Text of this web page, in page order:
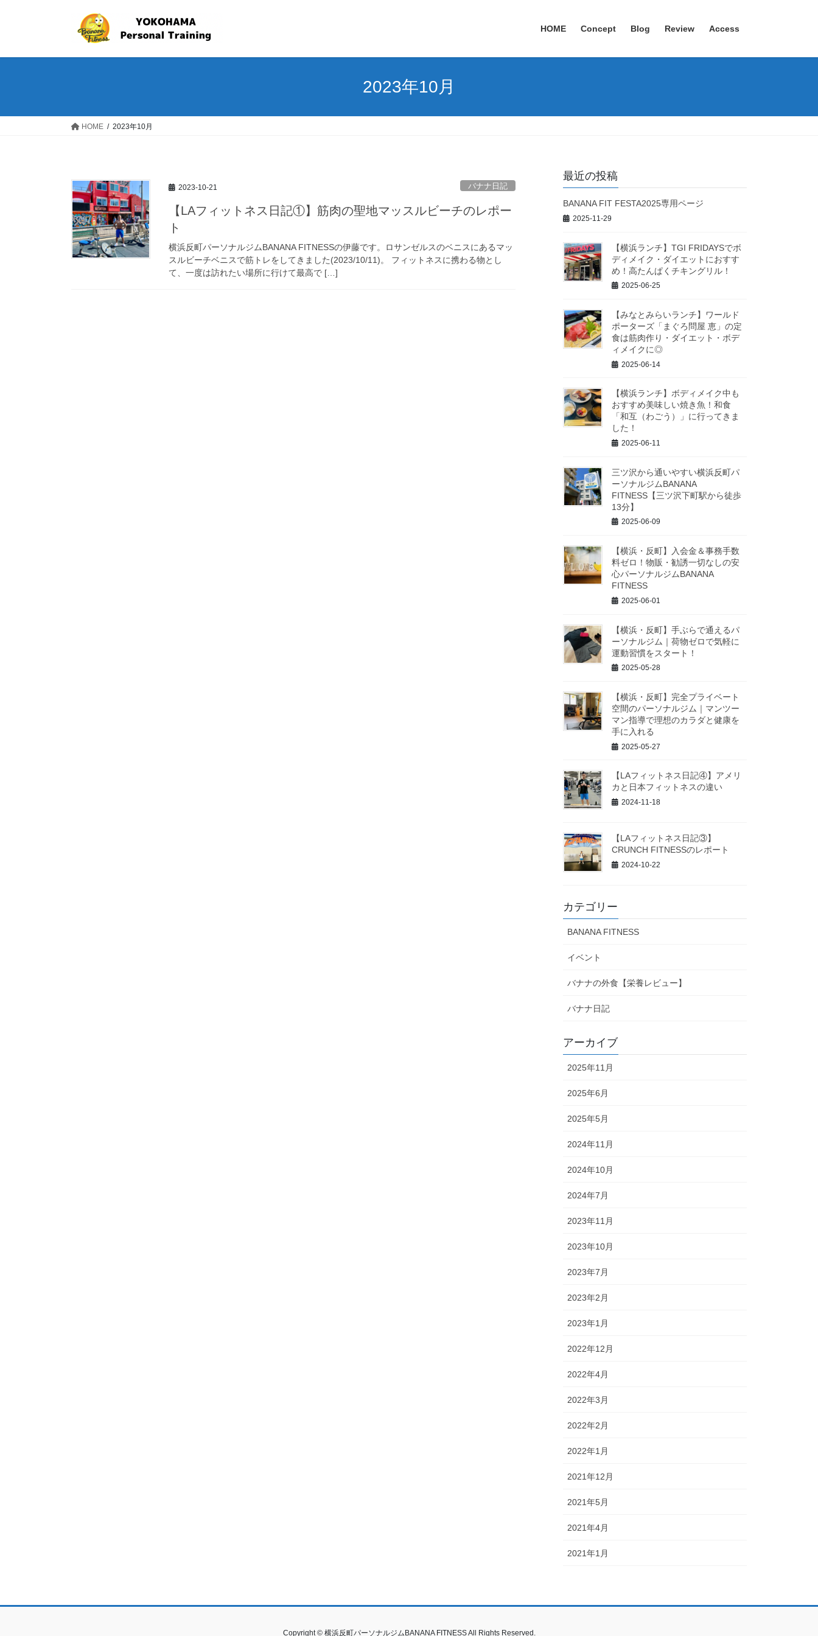
HOME Concept Blog Review Access
2023年10月
HOME 2023年10月
2023-10-21 バナナ日記
【LAフィットネス日記①】筋肉の聖地マッスルビーチのレポー
ト
横浜反町パーソナルジムBANANA FITNESSの伊藤です。ロサンゼルスのベニスにあるマッ
スルビーチベニスで筋トレをしてきました(2023/10/11)。 フィットネスに携わる物とし
て、一度は訪れたい場所に行けて最高で […]
最近の投稿
BANANA FIT FESTA2025専用ページ
2025-11-29
【横浜ランチ】TGI FRIDAYSでボ
ディメイク・ダイエットにおすす
め！高たんぱくチキングリル！
2025-06-25
【みなとみらいランチ】ワールド
ポーターズ「まぐろ問屋 恵」の定
食は筋肉作り・ダイエット・ボデ
ィメイクに◎
2025-06-14
【横浜ランチ】ボディメイク中も
おすすめ美味しい焼き魚！和食
「和互（わごう）」に行ってきま
した！
2025-06-11
三ツ沢から通いやすい横浜反町パ
ーソナルジムBANANA
FITNESS【三ツ沢下町駅から徒歩
13分】
2025-06-09
【横浜・反町】入会金＆事務手数
料ゼロ！物販・勧誘一切なしの安
心パーソナルジムBANANA
FITNESS
2025-06-01
【横浜・反町】手ぶらで通えるパ
ーソナルジム｜荷物ゼロで気軽に
運動習慣をスタート！
2025-05-28
【横浜・反町】完全プライベート
空間のパーソナルジム｜マンツー
マン指導で理想のカラダと健康を
手に入れる
2025-05-27
【LAフィットネス日記④】アメリ
カと日本フィットネスの違い
2024-11-18
【LAフィットネス日記③】
CRUNCH FITNESSのレポート
2024-10-22
カテゴリー
BANANA FITNESS
イベント
バナナの外食【栄養レビュー】
バナナ日記
アーカイブ
2025年11月
2025年6月
2025年5月
2024年11月
2024年10月
2024年7月
2023年11月
2023年10月
2023年7月
2023年2月
2023年1月
2022年12月
2022年4月
2022年3月
2022年2月
2022年1月
2021年12月
2021年5月
2021年4月
2021年1月
Copyright © 横浜反町パーソナルジムBANANA FITNESS All Rights Reserved.